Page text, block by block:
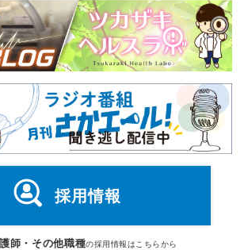
採用情報
師・その他職種の採用情報はこちらから